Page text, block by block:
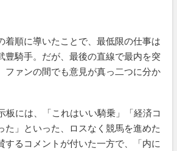
順に導いたことで、最低限の仕事は
豊騎手。だが、最後の直線で最内を突
ファンの間でも意見が真っ二つに分か
には、「これはいい騎乗」「経済コ
た」といった、ロスなく競馬を進めた
するコメントが付いた一方で、「内に